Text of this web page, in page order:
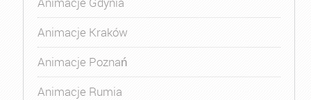
Animacje Kraków
Animacje Poznań
Animacje Rumia